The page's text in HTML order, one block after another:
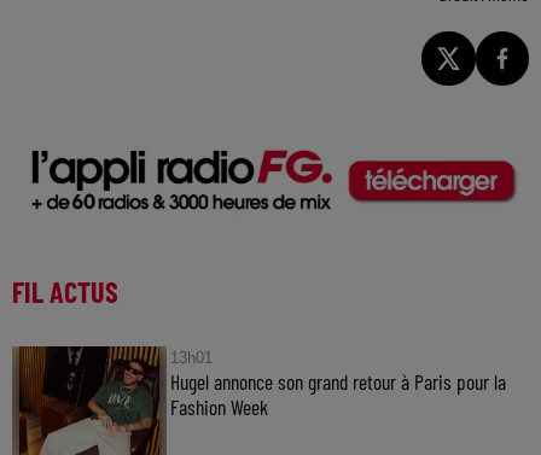
FIL ACTUS
13h01
Hugel annonce son grand retour à Paris pour la
Fashion Week